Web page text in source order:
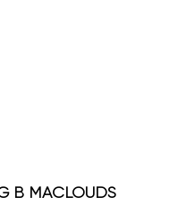
В MACLOUDS